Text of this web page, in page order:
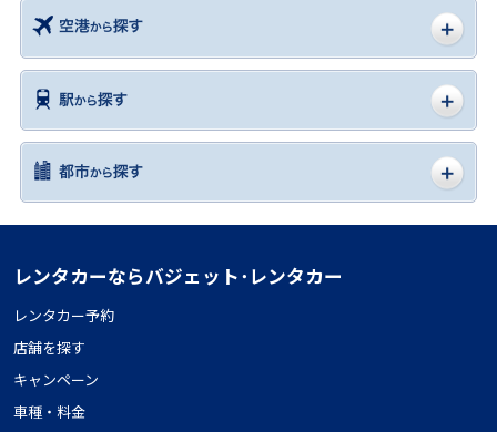
レンタカーならバジェット･レンタカー
レンタカー予約
店舗を探す
キャンペーン
車種・料金